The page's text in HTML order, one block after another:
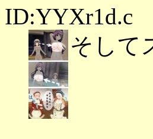
ID:YYXr1d.c
そして